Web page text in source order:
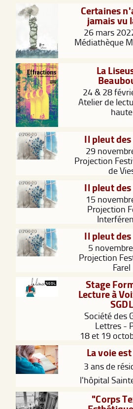
Certaines
jamais vu
26 mars
Médiathèque
La
24 & 28
Atelier de
haute
Il pleut
29
Projection
de
Il pleut
15
Projection
Il pleut
5
Projection
Farel
Stage
Lecture à
SGDL
Société des
Lettres -
18 et 19
La voie
3 ans de
l'hôpital
"Corps